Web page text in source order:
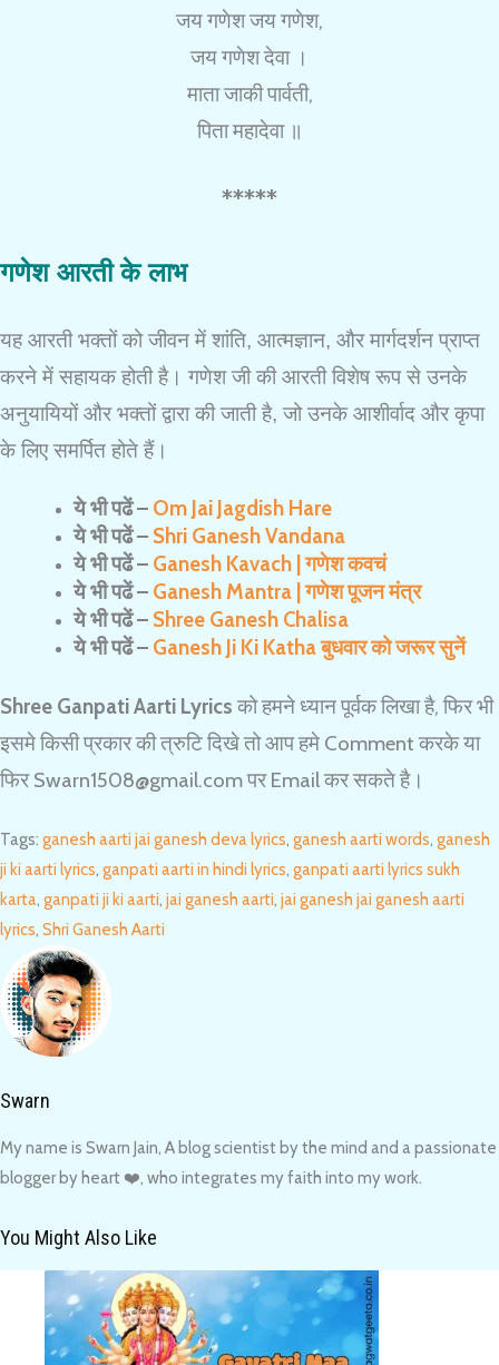
जय गणेश जय गणेश,
जय गणेश देवा ।
माता जाकी पार्वती,
पिता महादेवा ॥
*****
गणेश आरती के लाभ
यह आरती भक्तों को जीवन में शांति, आत्मज्ञान, और मार्गदर्शन प्राप्त
करने में सहायक होती है। गणेशजी की आरती विशेष रूप से उनके
अनुयायियों और भक्तों द्वारा की जाती है, जो उनके आशीर्वाद और कृपा
के लिए समर्पित होते हैं।
ये भी पढें – Om Jai Jagdish Hare
ये भी पढें – Shri Ganesh Vandana
ये भी पढें – Ganesh Kavach | गणेश कवचं
ये भी पढें – Ganesh Mantra | गणेश पूजन मंत्र
ये भी पढें – Shree Ganesh Chalisa
ये भी पढें – Ganesh Ji Ki Katha बुधवार को जरूर सुनें
Shree Ganpati Aarti Lyrics को हमने ध्यान पूर्वक लिखा है, फिर भी
इसमे किसी प्रकार की त्रुटि दिखे तो आप हमे Comment करके या
फिर Swarn1508@gmail.com पर Email कर सकते है।
Tags: ganesh aarti jai ganesh deva lyrics, ganesh aarti words, ganesh
ji ki aarti lyrics, ganpati aarti in hindi lyrics, ganpati aarti lyrics sukh
karta, ganpati ji ki aarti, jai ganesh aarti, jai ganesh jai ganesh aarti
lyrics, Shri Ganesh Aarti
Swarn
My name is Swarn Jain, A blog scientist by the mind and a passionate
blogger by heart ❤️, who integrates my faith into my work.
You Might Also Like